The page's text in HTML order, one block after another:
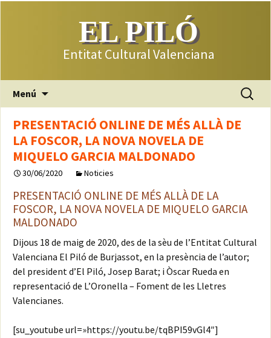
EL PILÓ
Entitat Cultural Valenciana
Menú Buscar:
PRESENTACIÓ ONLINE DE MÉS ALLÀ DE
LA FOSCOR, LA NOVA NOVELA DE
MIQUELO GARCIA MALDONADO
30/06/2020 Noticies
PRESENTACIÓ ONLINE DE MÉS ALLÀ DE LA
FOSCOR, LA NOVA NOVELA DE MIQUELO GARCIA
MALDONADO
Dijous 18 de maig de 2020, des de la sèu de l’Entitat Cultural
Valenciana El Piló de Burjassot, en la presència de l’autor;
del president d’El Piló, Josep Barat; i Òscar Rueda en
representació de L’Oronella – Foment de les Lletres
Valencianes.
[su_youtube url=»https://youtu.be/tqBPI59vGl4″]